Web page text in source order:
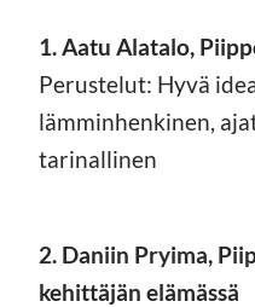
1. Aatu Alatalo,
Perustelut: Hyvä
lämminhenkinen,
tarinallinen
2. Daniin Pryima,
kehittäjän elämässä